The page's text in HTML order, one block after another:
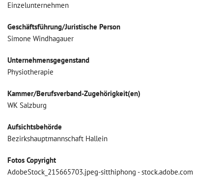
Einzelunternehmen
Geschäftsführung/Juristische Person
Simone Windhagauer
Unternehmensgegenstand
Physiotherapie
Kammer/Berufsverband-Zugehörigkeit(en)
WK Salzburg
Aufsichtsbehörde
Bezirkshauptmannschaft Hallein
Fotos Copyright
AdobeStock_215665703.jpeg-sitthiphong - stock.adobe.com